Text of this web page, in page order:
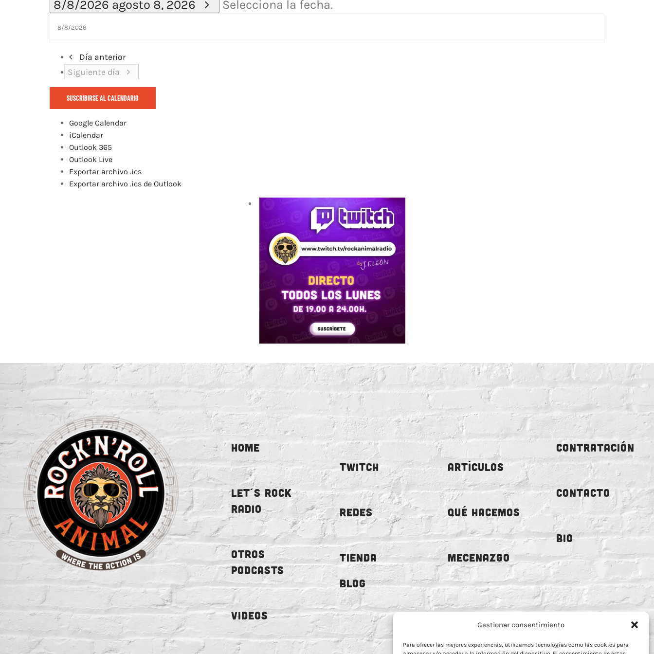
Gestionar consentimiento
Para ofrecer las mejores experiencias, utilizamos tecnologías como las cookies para
8/8/2026 agosto 8, 2026 Selecciona la fecha.
Día anterior
Siguiente día
SUSCRIBIRSE AL CALENDARIO
Google Calendar
iCalendar
Outlook 365
Outlook Live
Exportar archivo .ics
Exportar archivo .ics de Outlook
HOME
LET´S ROCK
RADIO
OTROS
PODCASTS
VIDEOS
TWITCH
REDES
TIENDA
BLOG
ARTÍCULOS
QUÉ HACEMOS
MECENAZGO
CONTRATACIÓN
CONTACTO
BIO